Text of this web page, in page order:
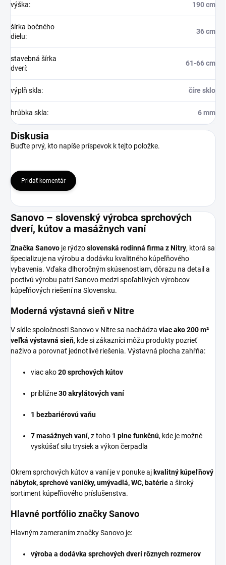
výška: 190 cm
šírka bočného
dielu:
36 cm
stavebná šírka
dverí:
61-66 cm
výplň skla: číre sklo
hrúbka skla: 6 mm
Diskusia
Buďte prvý, kto napíše príspevok k tejto položke.
Pridať komentár
Sanovo – slovenský výrobca sprchových
dverí, kútov a masážnych vaní
Značka Sanovo je rýdzoslovenská rodinná firma z Nitry, ktorá sa
špecializuje na výrobu a dodávku kvalitného kúpeľňového
vybavenia. Vďaka dlhoročným skúsenostiam, dôrazu na detail a
poctivú výrobu patrí Sanovo medzi spoľahlivých výrobcov
kúpeľňových riešení na Slovensku.
Moderná výstavná sieň v Nitre
V sídle spoločnosti Sanovo v Nitre sa nachádza viac ako 200 m²
veľká výstavná sieň, kde si zákazníci môžu produkty pozrieť
naživo a porovnať jednotlivé riešenia. Výstavná plocha zahŕňa:
viac ako20 sprchových kútov
približne30 akrylátových vaní
1 bezbariérovú vaňu
7 masážnych vaní, z toho 1 plne funkčnú, kde je možné
vyskúšať silu trysiek a výkon čerpadla
Okrem sprchových kútov a vaní je v ponuke ajkvalitný kúpeľňový
nábytok, sprchové vaničky, umývadlá, WC, batériea široký
sortiment kúpeľňového príslušenstva.
Hlavné portfólio značky Sanovo
Hlavným zameraním značky Sanovo je:
výroba a dodávka sprchových dverí rôznych rozmerov